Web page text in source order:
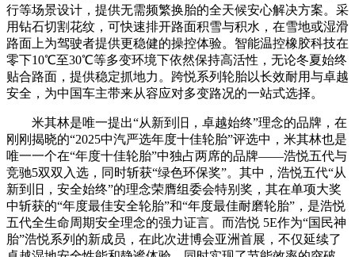
行等场景设计，提供无需频繁换胎的全天候安心解决方案。采
用钻石切割花纹，可快速排开路面积雪与积水，在雪地或湿滑
路面上为驾驶者提供更稳健的操控体验。智能温控橡胶科技在
零下10℃至30℃等多变环境下依然保持高活性，无论冬夏始终
贴合路面，提供稳定抓地力。跨悦系列轮胎以长效耐用与卓越
安全，为中国车主带来从容应对多变路况的一站式选择。
米其林是唯一提出“从新到旧，卓越始终”理念的品牌，在
刚刚揭晓的“2025中汽严选年度十佳轮胎”评选中，米其林也是
唯一一个在“年度十佳轮胎”中独占两席的品牌——浩悦五代与
竞驰5双双入选，同时斩获“绿色环保奖”。其中，浩悦五代“从
新到旧，安全始终”的理念荣膺组委会特别奖，其在单项大奖
中斩获的“年度最佳安全轮胎”和“年度最佳耐磨轮胎”，是浩悦
五代全生命周期安全理念的强力证言。而浩悦 5E作为“国民神
胎”浩悦系列的新成员，在此次进博会亚洲首展，不仅延续了